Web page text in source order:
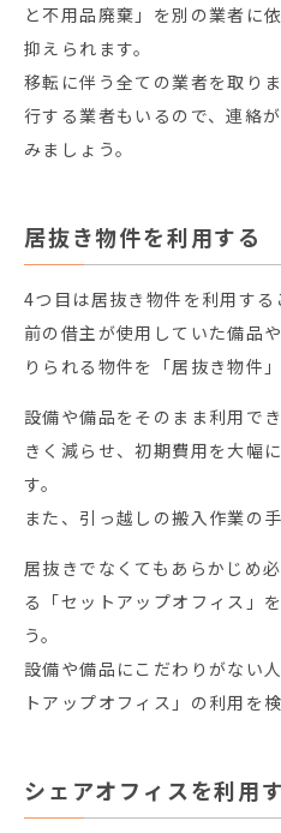
と不用品廃棄」を別の業者に
抑えられます。
移転に伴う全ての業者を取り
行する業者もいるので、連絡
みましょう。
居抜き物件を利用する
4つ目は居抜き物件を利用する
前の借主が使用していた備品
りられる物件を「居抜き物件
設備や備品をそのまま利用で
きく減らせ、初期費用を大幅
す。
また、引っ越しの搬入作業の
居抜きでなくてもあらかじめ
る「セットアップオフィス」
う。
設備や備品にこだわりがない
トアップオフィス」の利用を
シェアオフィスを利用